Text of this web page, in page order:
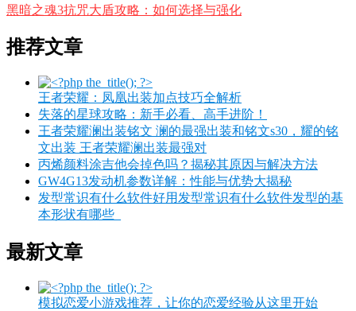
黑暗之魂3抗咒大盾攻略：如何选择与强化
推荐文章
王者荣耀：凤凰出装加点技巧全解析
失落的星球攻略：新手必看、高手进阶！
王者荣耀澜出装铭文 澜的最强出装和铭文s30，耀的铭
文出装 王者荣耀澜出装最强对
丙烯颜料涂吉他会掉色吗？揭秘其原因与解决方法
GW4G13发动机参数详解：性能与优势大揭秘
发型常识有什么软件好用发型常识有什么软件发型的基
本形状有哪些_
最新文章
模拟恋爱小游戏推荐，让你的恋爱经验从这里开始